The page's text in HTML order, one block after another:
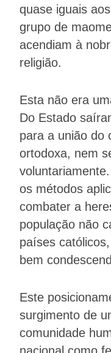
quase iguais
grupo de
acendiam à
religião.
Esta não era
Do Estado
para a união do
ortodoxa, nem
os métodos
combater a
população não
países
bem
Este
surgimento de
comunidade